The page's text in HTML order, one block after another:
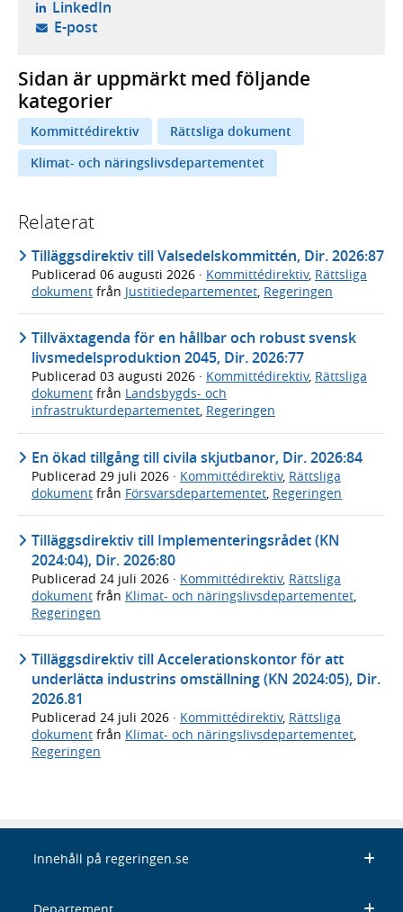
LinkedIn- öppnas i ny flik, extern webbplats,
E-post- öppnar din e-postklient,
Sidan är uppmärkt med följande
kategorier
Kommittédirektiv
Rättsliga dokument
Klimat- och näringslivsdepartementet
Relaterat
Tilläggsdirektiv till Valsedelskommittén, Dir. 2026:87
Publicerad 06 augusti 2026 · Kommittédirektiv, Rättsliga
dokument från Justitiedepartementet Regeringen
Tillväxtagenda för en hållbar och robust svensk
livsmedelsproduktion 2045, Dir. 2026:77
Publicerad 03 augusti 2026 · Kommittédirektiv, Rättsliga
dokument från Landsbygds- och
infrastrukturdepartementet, Regeringen
En ökad tillgång till civila skjutbanor, Dir. 2026:84
Publicerad 29 juli 2026 · Kommittédirektiv, Rättsliga
dokument från Försvarsdepartementet, Regeringen
Tilläggsdirektiv till Implementeringsrådet (KN
2024:04), Dir. 2026:80
Publicerad 24 juli 2026 · Kommittédirektiv, Rättsliga
dokument från Klimat- och näringslivsdepartementet
Regeringen
Tilläggsdirektiv till Accelerationskontor för att
underlätta industrins omställning (KN 2024:05), Dir.
2026.81
Publicerad 24 juli 2026 · Kommittédirektiv, Rättsliga
dokument från Klimat- och näringslivsdepartementet,
Regeringen
Innehåll på regeringen.se
Departement